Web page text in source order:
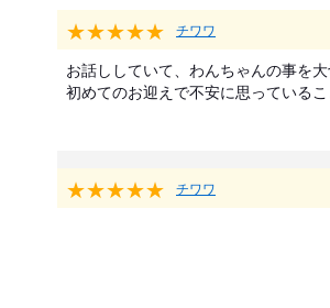
★★★★★ チワワ
お話ししていて、わんちゃんの事を
初めてのお迎えで不安に思っている
★★★★★ チワワ